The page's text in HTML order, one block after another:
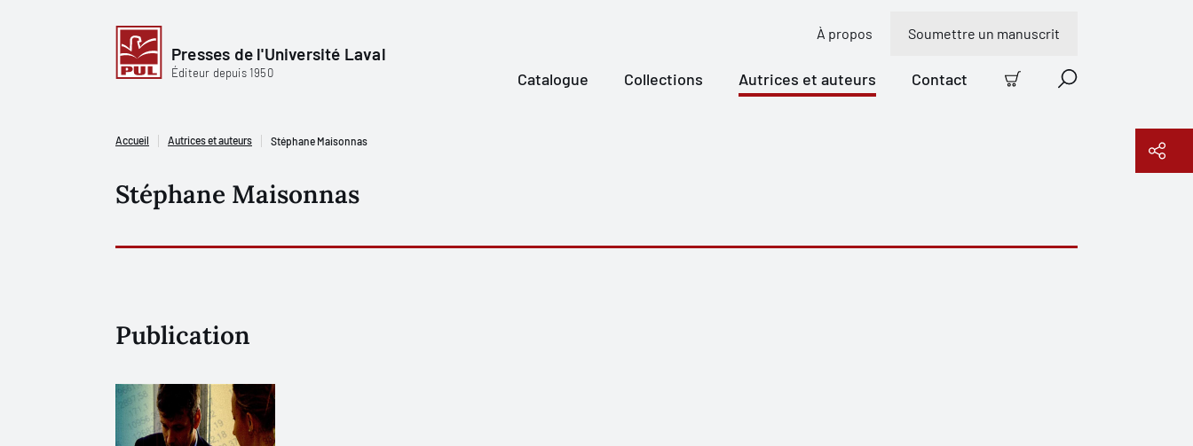
Presses de l'Université Laval
Éditeur depuis 1950
À propos Soumettre un manuscrit
Catalogue Collections Autrices et auteurs Contact
Panier Recherche
Accueil Autrices et auteurs Stéphane Maisonnas
Stéphane Maisonnas
Publication